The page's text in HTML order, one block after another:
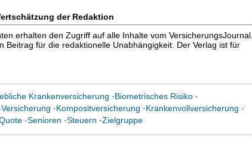
der Redaktion
erhalten den Zugriff auf alle Inhalte vom VersicherungsJournal.
Beitrag für die redaktionelle Unabhängigkeit. Der Verlag ist für
Krankenversicherung ·Biometrisches Risiko·
·Kompositversicherung ·Krankenvollversicherung ·
·Senioren ·Steuern ·Zielgruppe